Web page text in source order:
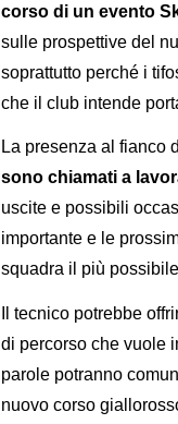
corso di un evento
sulle prospettive del
soprattutto perché i
che il club intende
La presenza al fianco
sono chiamati a
uscite e possibili
importante e le
squadra il più
Il tecnico potrebbe
di percorso che vuole
parole potranno
nuovo corso